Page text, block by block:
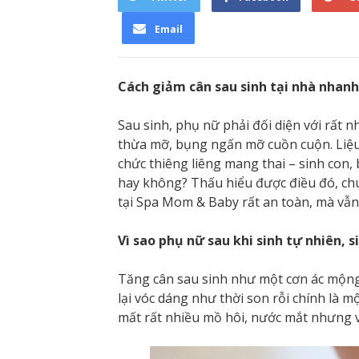
Email
Cách giảm cân sau sinh tại nhà
Sau sinh, phụ nữ phải đối diện với rất
thừa mỡ, bụng ngấn mỡ cuồn cuộn.
chức thiêng liêng mang thai – sinh
hay không? Thấu hiểu được điều đó,
tại Spa Mom & Baby rất an toàn, mà
Vì sao phụ nữ sau khi sinh tự nhiên,
Tăng cân sau sinh như một cơn ác
lại vóc dáng như thời son rỗi chính là
mất rất nhiều mồ hôi, nước mắt nhưng